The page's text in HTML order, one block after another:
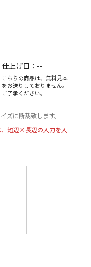
仕上げ目： --
こちらの商品は、無料見本
をお送りしておりません。
ご了承ください。
ズに断裁致します。
短辺×長辺の入力を入